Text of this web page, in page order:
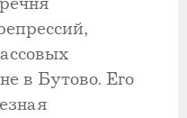
в Бутово. Его